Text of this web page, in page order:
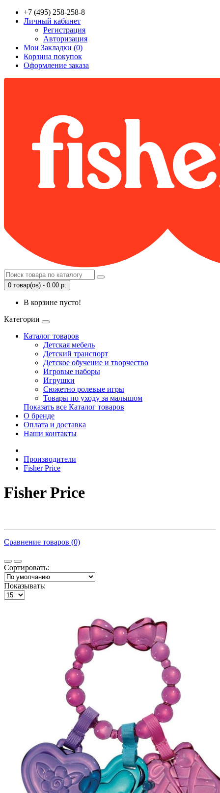
+7 (495) 258-258-8
Личный кабинет
Регистрация
Авторизация
Мои Закладки (0)
Корзина покупок
Оформление заказа
0 товар(ов) - 0.00 р.
В корзине пусто!
Категории
Каталог товаров
Детская мебель
Детский транспорт
Детское обучение и творчество
Игровые наборы
Игрушки
Сюжетно ролевые игры
Товары по уходу за малышом
Показать все Каталог товаров
О бренде
Оплата и доставка
Наши контакты
Производители
Fisher Price
Fisher Price
Сравнение товаров (0)
Сортировать:
Показывать: